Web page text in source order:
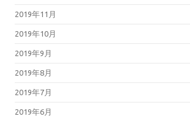
2019年11月
2019年10月
2019年9月
2019年8月
2019年7月
2019年6月